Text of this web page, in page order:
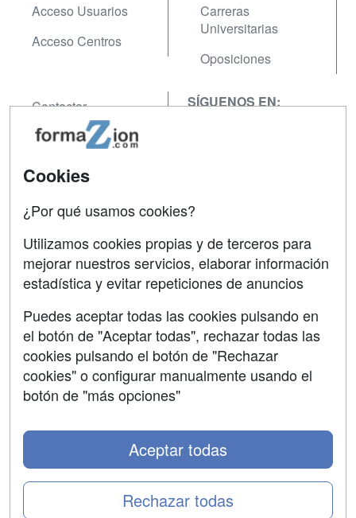
Acceso Usuarios
Acceso Centros
Carreras
Universitarias
Oposiciones
Contactar
Confidencialidad
Aviso legal
SÍGUENOS EN:
Grupo formazion:
Copyright 2000-2026 Formazion Web, S.L. - Calle
Fermín Caballero, 62 - 28034 Madrid Tel: 91 533 70 78
Cookies
¿Por qué usamos cookies?
Utilizamos cookies propias y de terceros para
mejorar nuestros servicios, elaborar información
estadística y evitar repeticiones de anuncios
Puedes aceptar todas las cookies pulsando en
el botón de "Aceptar todas", rechazar todas las
cookies pulsando el botón de "Rechazar
cookies" o configurar manualmente usando el
botón de "más opciones"
Rechazar todas
Aceptar todas